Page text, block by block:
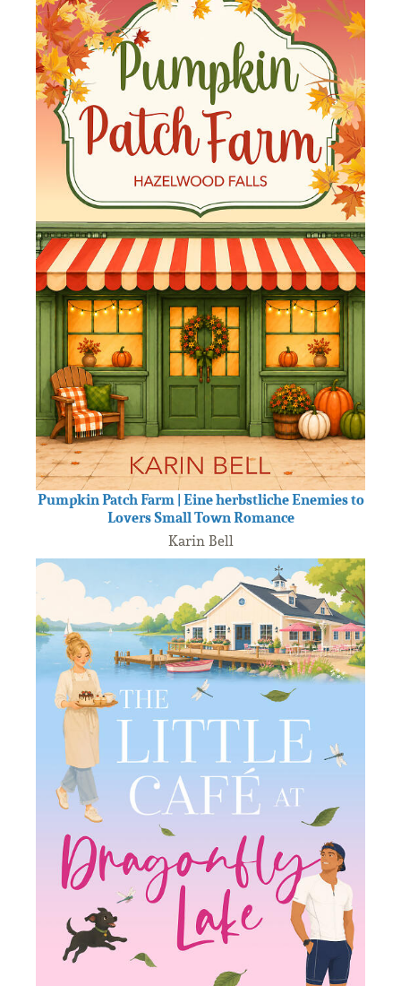
Pumpkin Patch Farm | Eine herbstliche Enemies to
Lovers Small Town Romance
Karin Bell